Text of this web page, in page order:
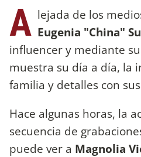
A lejada de los
Eugenia "China"
influencer y mediante
muestra su día a día, la
familia y detalles con
Hace algunas horas, la
secuencia de
puede ver a Magnolia